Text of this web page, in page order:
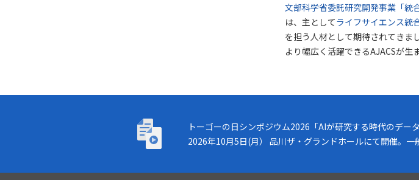
文部科学省委託研究開発事業「統
は、主としてライフサイエンス統
を担う人材として期待されてきま
より幅広く活躍できるAJACSが生
トーゴーの日シンポジウム2026「AIが研究する時
トーゴーの日シンポジウム2026「AIが研究する時代のデータ
2026年10月5日(月） 品川ザ・グランドホールにて開催。一